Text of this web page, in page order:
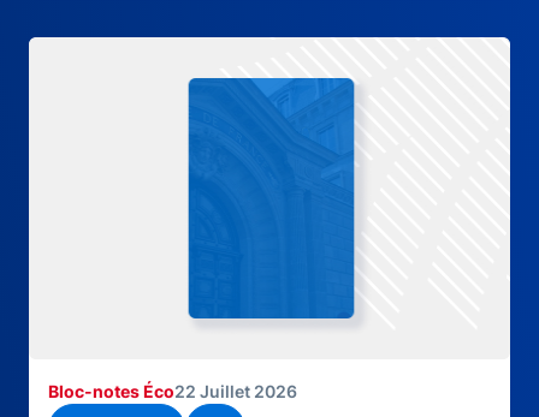
Bloc-notes Éco22 Juillet 2026